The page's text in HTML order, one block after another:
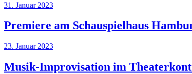
31. Januar 2023
Premiere am Schauspielhaus
23. Januar 2023
Musik-Improvisation im